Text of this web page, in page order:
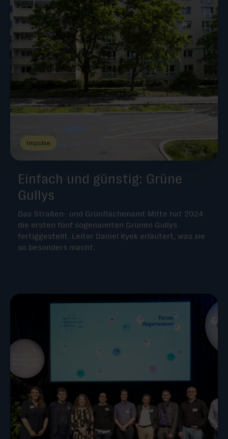
Einfach und günstig: Grüne
Gullys
Das Straßen- und Grünflächenamt Mitte hat 2024
die ersten fünf sogenannten Grünen Gullys
fertiggestellt. Leiter Daniel Kyek erläutert, was sie
so besonders macht.
Impulse